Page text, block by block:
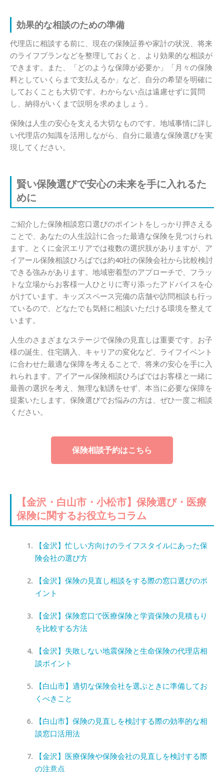
効果的な相談のための準備
代理店に相談する前に、現在の保険証券や家計の状況、将来
のライフプランなどを整理しておくと、より効果的な相談が
できます。また、「どのような保障が必要か」「月々の保険
料としていくらまで支払えるか」など、自分の希望を明確に
しておくことも大切です。わからない点は遠慮せずに質問
し、納得がいくまで説明を求めましょう。
保険は人生の安心を支える大切なものです。地域事情に詳し
い代理店の知識を活用しながら、自分に最適な保険選びを実
現してください。
賢い保険選びで安心の未来を手に入れるた
めに
ご紹介した保険相談窓口選びのポイントをしっかり押さえる
ことで、あなたの人生設計に合った最適な保険を見つけられ
ます。とくに金沢エリアでは複数の選択肢がありますが、ア
イアール保険相談ひろばでは約40社の保険会社から比較検討
できる強みがあります。地域密着型のアプローチで、フラッ
トな立場からお客様一人ひとりに寄り添ったアドバイスを心
がけています。キッズスペース完備の店舗や訪問相談も行っ
ているので、どなたでも気軽に相談いただける環境を整えて
います。
人生のさまざまなステージで保険の見直しは重要です。お子
様の誕生、住宅購入、キャリアの変化など、ライフイベント
に合わせた最適な保障を考えることで、将来の安心を手に入
れられます。アイアール保険相談ひろばではお客様と一緒に
最善の選択を考え、無理な勧誘をせず、本当に必要な保障を
提案いたします。保険選びでお悩みの方は、ぜひ一度ご相談
ください。
保険相談予約はこちら
【金沢・白山市・小松市】保険選び・医療
保険に関するお役立ちコラム
【金沢】忙しい方向けのライフスタイルにあった保
険会社の選び方
【金沢】保険の見直し相談をする際の窓口選びのポ
イント
【金沢】保険窓口で医療保険と学資保険の見積もり
を比較する方法
【金沢】失敗しない地震保険と生命保険の代理店相
談ポイント
【白山市】適切な保険会社を選ぶときに準備してお
くべきこと
【白山市】保険の見直しを検討する際の効率的な相
談窓口活用法
【金沢】医療保険や保険会社の見直しを検討する際
の注意点